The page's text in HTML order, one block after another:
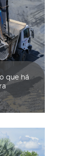
que há